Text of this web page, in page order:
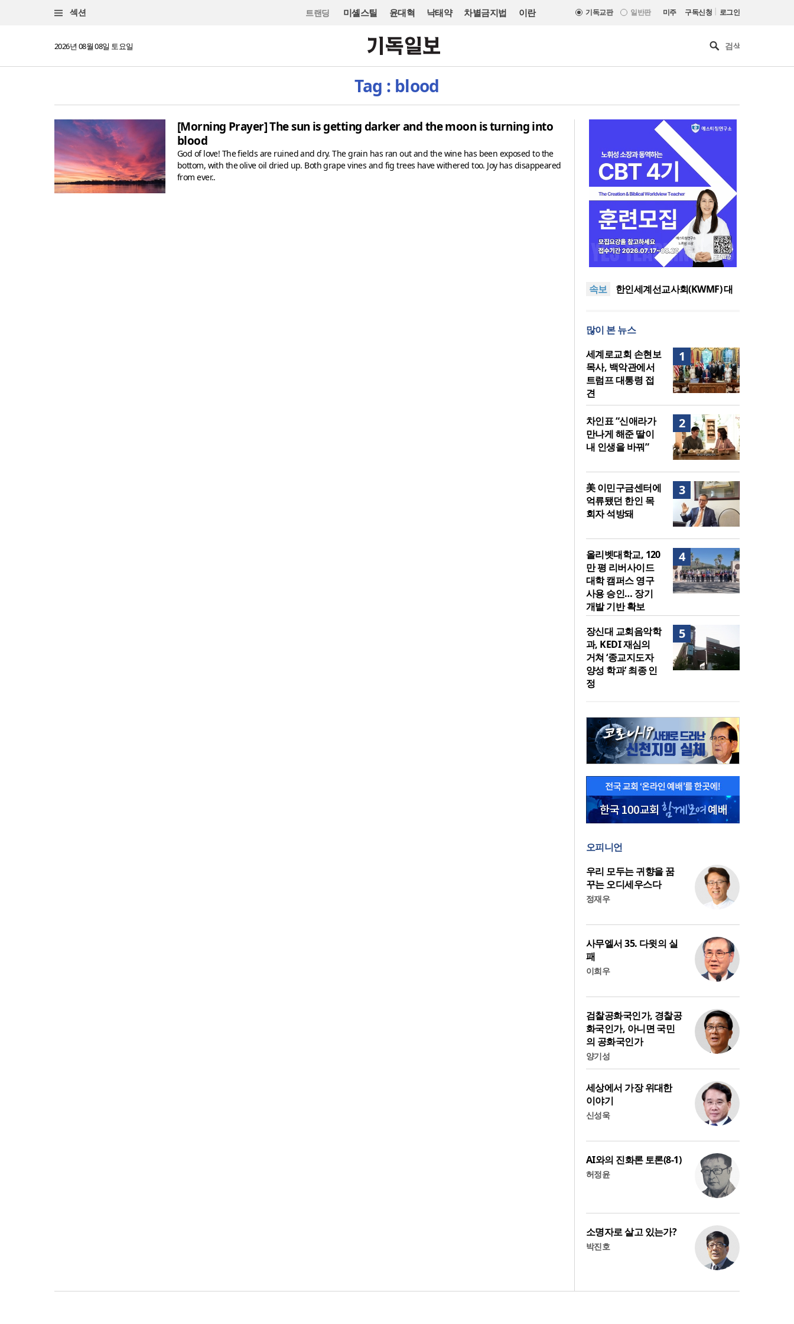
섹션 트랜딩 미셸스틸 윤대혁 낙태약 차별금지법 이란 기독교판 일반판 미주 구독신청 | 로그인
2026년 08월 08일 토요일
Tag : blood
[Morning Prayer] The sun is getting darker and the moon is turning into
blood
God of love! The fields are ruined and dry. The grain has ran out and the wine has been exposed to the
bottom, with the olive oil dried up. Both grape vines and fig trees have withered too. Joy has disappeared
from ever..
속보
올리벳대학교, 120만 평 리버사
인… 장기 개발 기반 확보
관에서 트럼프 대통령 접견
한인세계선교사회(KWMF) 대
에 해외선교 지원 ‘위기’
올리벳대학교, 120만 평 리버사
이드 대학 캠퍼스 영구 사용 승
인… 장기 개발 기반 확보
세계로교회 손현보 목사, 백악
관에서 트럼프 대통령 접견
많이 본 뉴스
1
세계로교회 손현보
목사, 백악관에서
트럼프 대통령 접
견
2
차인표 “신애라가
만나게 해준 딸이
내 인생을 바꿔”
3
美 이민구금센터에
억류됐던 한인 목
회자 석방돼
4
올리벳대학교, 120
만 평 리버사이드
대학 캠퍼스 영구
사용 승인… 장기
개발 기반 확보
5
장신대 교회음악학
과, KEDI 재심의
거쳐 ‘종교지도자
양성 학과’ 최종 인
정
오피니언
우리 모두는 귀향을 꿈
꾸는 오디세우스다
정재우
사무엘서 35. 다윗의 실
패
이희우
검찰공화국인가, 경찰공
화국인가, 아니면 국민
의 공화국인가
양기성
세상에서 가장 위대한
이야기
신성욱
AI와의 진화론 토론(8-1)
허정윤
소명자로 살고 있는가?
박진호